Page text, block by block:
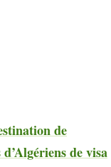
de
de visa